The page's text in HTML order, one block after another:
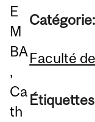
E
M
BA
,
Ca
th
Catégorie:
Faculté